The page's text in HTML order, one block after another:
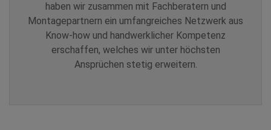
haben wir zusammen mit Fachberatern und
Montagepartnern ein umfangreiches Netzwerk aus
Know-how und handwerklicher Kompetenz
erschaffen, welches wir unter höchsten
Ansprüchen stetig erweitern.